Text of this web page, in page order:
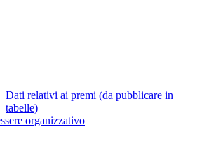
Dati relativi ai premi (da pubblicare in
tabelle)
organizzativo